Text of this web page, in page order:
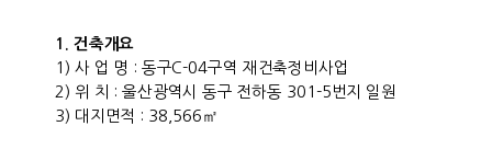
1. 건축개요
1) 사 업 명 : 동구C-04구역 재건축정비사업
2) 위 치 :울산광역시 동구 전하동 301-5 번지 일원
3) 대지면적 : 38,566 ㎡